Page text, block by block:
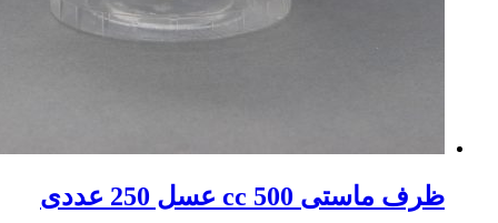
ظرف ماستی 500 cc عسل 250 عددی